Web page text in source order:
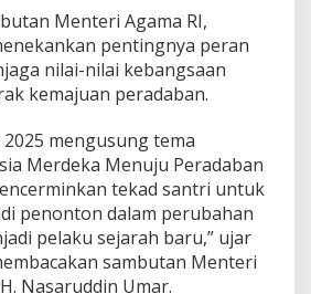
m
u
n
g
i
d
o
r
o
n
g
J
Menteri Agama RI,
pentingnya peran
nilai-nilai kebangsaan
kemajuan peradaban.
mengusung tema
Merdeka Menuju Peradaban
tekad santri untuk
penonton dalam perubahan
pelaku sejarah baru,” ujar
sambutan Menteri
Nasaruddin Umar.